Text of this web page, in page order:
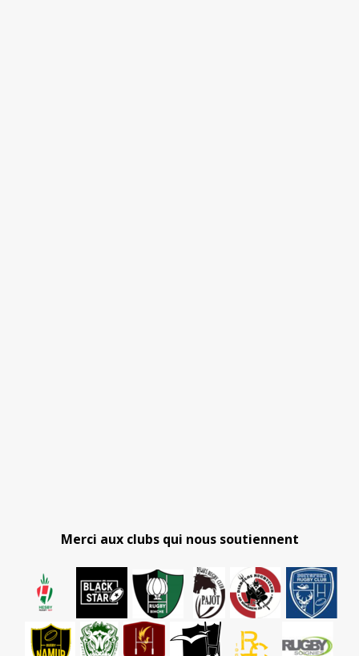
Merci aux clubs qui nous soutiennent